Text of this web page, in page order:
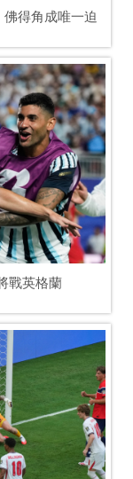
結
數
萬
作
根
肢體